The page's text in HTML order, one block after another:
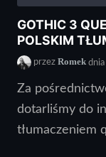
GOTHIC 3
POLSKIM
przez Romek
Za
dotarliśmy do
tłumaczeniem